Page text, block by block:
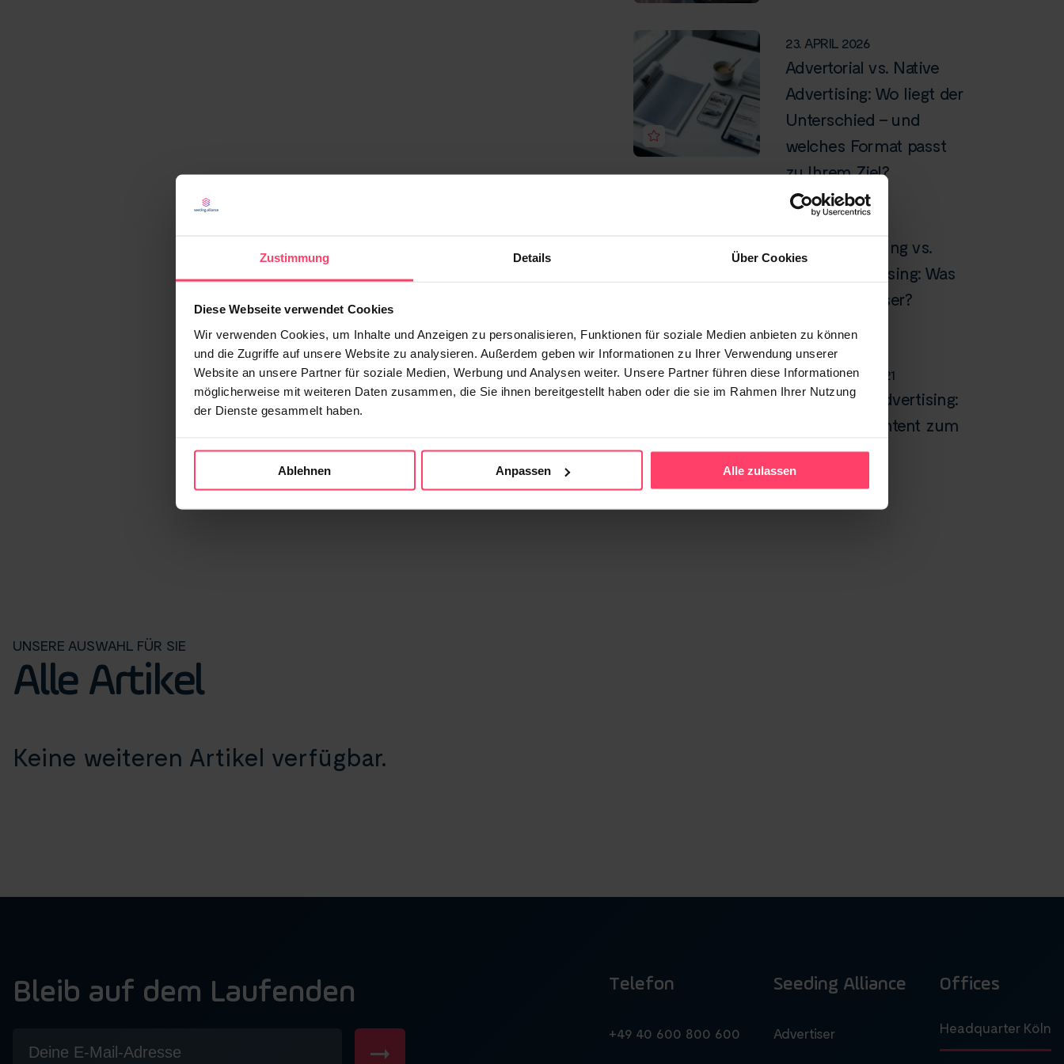
Zustimmung Details Über Cookies
Diese Webseite verwendet Cookies
Wir verwenden Cookies, um Inhalte und Anzeigen zu personalisieren, Funktionen für soziale Medien anbieten zu können
und die Zugriffe auf unsere Website zu analysieren. Außerdem geben wir Informationen zu Ihrer Verwendung unserer
Website an unsere Partner für soziale Medien, Werbung und Analysen weiter. Unsere Partner führen diese Informationen
möglicherweise mit weiteren Daten zusammen, die Sie ihnen bereitgestellt haben oder die sie im Rahmen Ihrer Nutzung
der Dienste gesammelt haben.
Ablehnen Anpassen Alle zulassen
23. APRIL 2026
Advertorial vs. Native
Advertising: Wo liegt der
Unterschied – und
welches Format passt
zu Ihrem Ziel?
13. MÄRZ 2026
Display Werbung vs.
Native Advertising: Was
performt besser?
25. OKTOBER 2021
True Native Advertising:
Mit gutem Content zum
Klick
UNSERE AUSWAHL FÜR SIE
Alle Artikel
Keine weiteren Artikel verfügbar.
Bleib auf dem Laufenden Telefon
+49 40 600 800 600
Seeding Alliance
Advertiser
Offices
Headquarter Köln